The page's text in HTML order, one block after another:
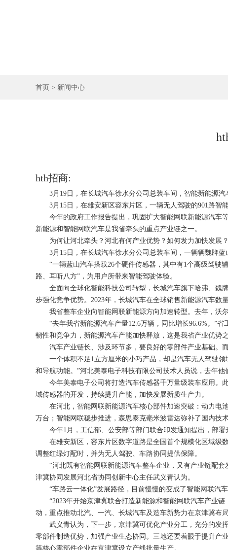
首页 > 新闻中心
hth招商:
3月19日，在长城汽车徐水分公司总装车间，智能新能源汽
3月15日，在雄安新区容东片区，一辆无人驾驶的901路智
今年的政府工作报告提出，巩固扩大智能网联新能源汽车等
新能源和智能网联汽车是我省牵头的重点产业链之一。
为何让河北牵头？河北有何产业优势？如何发力加快发展？
3月15日，在长城汽车徐水分公司总装车间，一辆辆魏牌蓝
“一辆蓝山汽车搭载26个硬件传感器，其中有1个高级驾驶
路、耳听八方”，为用户所带来智能驾驶体验。
全面向全球化智能科技公司转型，长城汽车旗下哈弗、魏牌
步强化竞争优势。2023年，长城汽车在全球销售新能源汽车数量
我省整车企业向智能网联新能源方向加速转型。去年，沃尔
“去年我省新能源汽车产量12.6万辆，同比增长96.6%。”省
韧性和竞争力，新能源汽车产能加快释放，这是我省产业优势之
汽车产业链长、涉及环节多，要良好的零部件产业基础。而
一个体积不足1立方厘米的小巧产品，却是汽车无人驾驶领
和导航功能。”河北美泰电子科技有限公司技术人员说，去年
今年美泰电子公司将打造汽车传感器千万量级装车应用。此
域传感器的开发，持续提升产能，加快发展新质生产力。
在河北，智能网联新能源汽车核心部件加速突破：动力电池
万台；智能网联稳步推进，森思泰克毫米波雷达弥补了国内
今年1月，工信部、公安部等部门联合印发通知提出，部署
在雄安新区，容东片区数字道路是全国首个规模化区域级数
调整红绿灯配时，并为无人驾驶、车路协同提供保障。
“河北既有智能网联新能源汽车整车企业，又有产业链配套
津冀协同发展河北省协同创新中心主任武义青认为。
“车路云一体化”发展路径，目前慢慢的变成了智能网联汽车
“2023年开始京津冀联合打造新能源和智能网联汽车产业链
动，重点推动北汽、一汽、长城汽车及造车新势力在京津冀布局
武义青认为，下一步，京津冀可优化产业分工，充分的发挥
零部件制造优势，加强产业生态协同。三地还要着眼于提升产
等核心零部件企业在京津冀设立产线批量生产。